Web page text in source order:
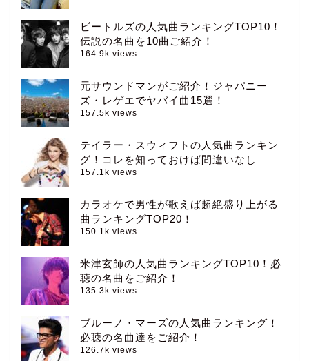
ビートルズの人気曲ランキングTOP10！
伝説の名曲を10曲ご紹介！
164.9k views
元サウンドマンがご紹介！ジャパニー
ズ・レゲエでヤバイ曲15選！
157.5k views
テイラー・スウィフトの人気曲ランキン
グ！コレを知っておけば間違いなし
157.1k views
カラオケで男性が歌えば超絶盛り上がる
曲ランキングTOP20！
150.1k views
米津玄師の人気曲ランキングTOP10！必
聴の名曲をご紹介！
135.3k views
ブルーノ・マーズの人気曲ランキング！
必聴の名曲達をご紹介！
126.7k views